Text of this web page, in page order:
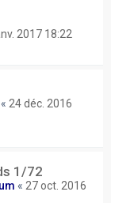
2017 18:22
« 24 déc. 2016
1/72
« 27 oct. 2016